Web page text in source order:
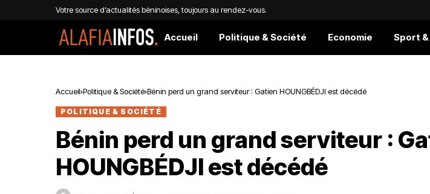
Votre source d’actualités béninoises, toujours au rendez-vous.
Accueil Politique & Société Economie Sport
Accueil Politique & Société Bénin perd un grand serviteur : Gatien HOUNGBÉDJI est décédé
POLITIQUE & SOCIÉTÉ
Bénin perd un grand serviteur :
HOUNGBÉDJI est décédé